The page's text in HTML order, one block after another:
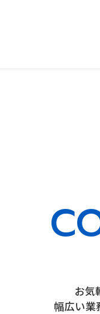
お気
幅広い業